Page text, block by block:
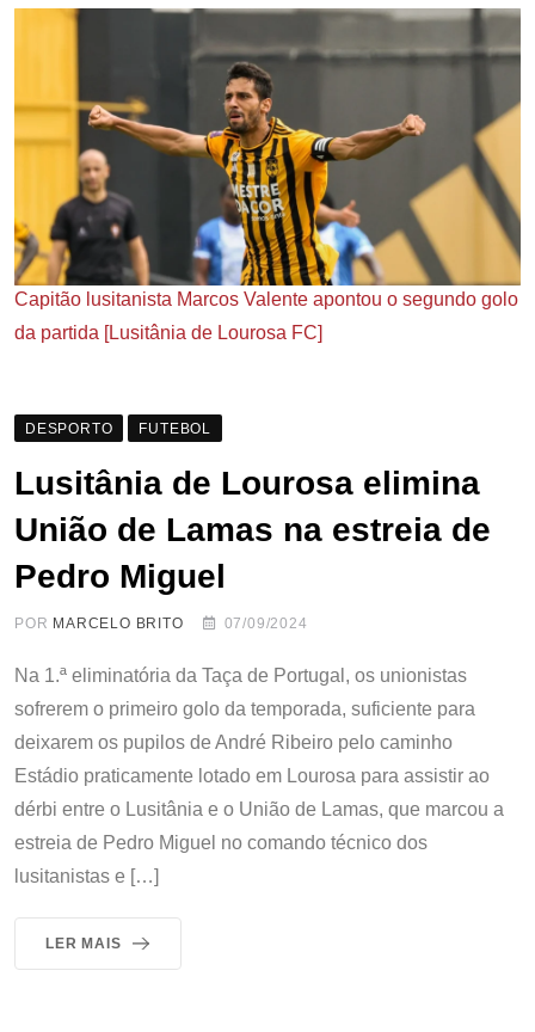
Capitão lusitanista Marcos Valente apontou o segundo golo
da partida [Lusitânia de Lourosa FC]
DESPORTO FUTEBOL
Lusitânia de Lourosa elimina
União de Lamas na estreia de
Pedro Miguel
POR MARCELO BRITO 07/09/2024
Na 1.ª eliminatória da Taça de Portugal, os unionistas
sofrerem o primeiro golo da temporada, suficiente para
deixarem os pupilos de André Ribeiro pelo caminho
Estádio praticamente lotado em Lourosa para assistir ao
dérbi entre o Lusitânia e o União de Lamas, que marcou a
estreia de Pedro Miguel no comando técnico dos
lusitanistas e […]
LER MAIS